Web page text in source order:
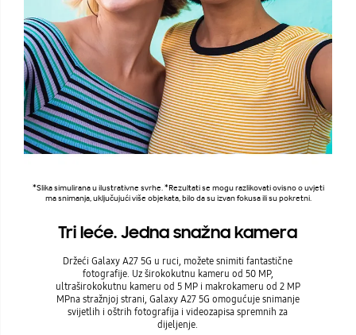
*Slika simulirana u ilustrativne svrhe. *Rezultati se mogu razlikovati ovisno o uvjeti
ma snimanja, uključujući više objekata, bilo da su izvan fokusa ili su pokretni.
Tri leće. Jedna snažna kamera
Držeći Galaxy A27 5G u ruci, možete snimiti fantastične
fotografije. Uz širokokutnu kameru od 50 MP,
ultraširokokutnu kameru od 5 MP i makrokameru od 2 MP
MPna stražnjoj strani, Galaxy A27 5G omogućuje snimanje
svijetlih i oštrih fotografija i videozapisa spremnih za
dijeljenje.